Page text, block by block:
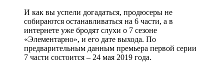
И как вы успели догадаться, продюсеры не
собираются останавливаться на 6 части, а в
интернете уже бродят слухи о 7 сезоне
«Элементарно», и его дате выхода. По
предварительным данным премьера первой серии
7 части состоится – 24 мая 2019 года.